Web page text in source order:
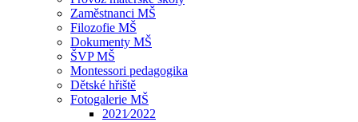
Zaměstnanci MŠ
Filozofie MŠ
Dokumenty MŠ
ŠVP MŠ
Montessori pedagogika
Dětské hřiště
Fotogalerie MŠ
2021⁄2022